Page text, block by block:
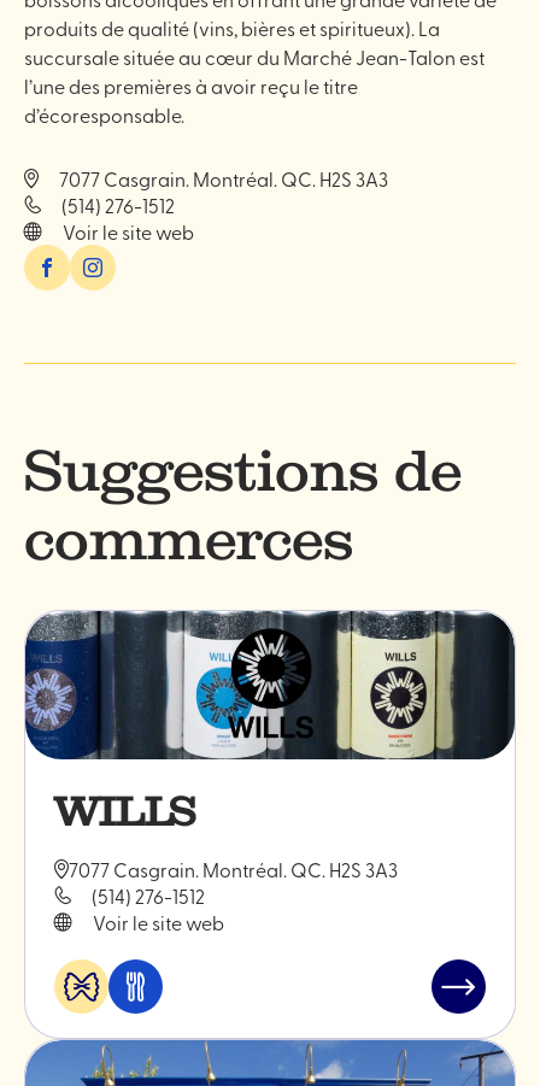
produits de qualité (vins, bières et spiritueux). La
succursale située au cœur du Marché Jean-Talon est
l’une des premières à avoir reçu le titre
d’écoresponsable.
7077 Casgrain. Montréal. QC. H2S 3A3
(514) 276-1512
Voir le site web
FacebookInstagram
Suggestions de
commerces
WILLS
7077 Casgrain. Montréal. QC. H2S 3A3
(514) 276-1512
Voir le site web
Alimentation
spécialités
Manger
boire
Lire
l'article
"WILLS"